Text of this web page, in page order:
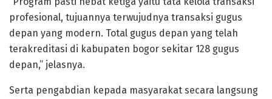
profesional, tujuannya terwujudnya transaksi gugus
depan yang modern. Total gugus depan yang telah
terakreditasi di kabupaten bogor sekitar 128 gugus
depan,” jelasnya.
Serta pengabdian kepada masyarakat secara langsung